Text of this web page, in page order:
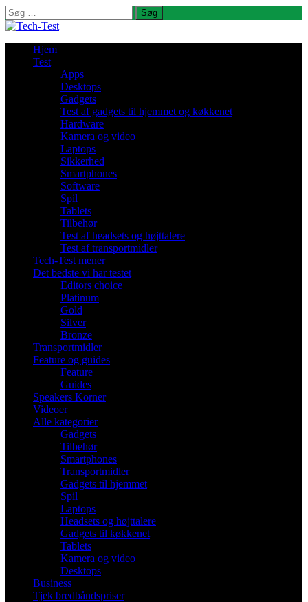
Søg
efter:
Hjem
Test
Apps
Desktops
Gadgets
Test af gadgets til hjemmet og køkkenet
Hardware
Kamera og video
Laptops
Sikkerhed
Smartphones
Software
Spil
Tablets
Tilbehør
Test af headsets og højttalere
Test af transportmidler
Tech-Test mener
Det bedste vi har testet
Editors choice
Platinum
Gold
Silver
Bronze
Transportmidler
Feature og guides
Feature
Guides
Speakers Korner
Videoer
Alle kategorier
Gadgets
Tilbehør
Smartphones
Transportmidler
Gadgets til hjemmet
Spil
Laptops
Headsets og højttalere
Gadgets til køkkenet
Tablets
Kamera og video
Desktops
Business
Tjek bredbåndspriser